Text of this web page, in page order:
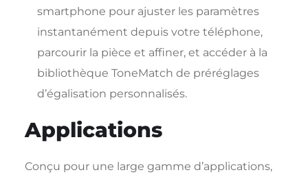
smartphone pour ajuster les paramètres
instantanément depuis votre téléphone,
parcourir la pièce et affiner, et accéder à la
bibliothèque ToneMatch de préréglages
d’égalisation personnalisés.
Applications
Conçu pour une large gamme d’applications,